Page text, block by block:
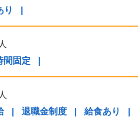
り |
間固定 |
| 退職金制度 | 給食あり |